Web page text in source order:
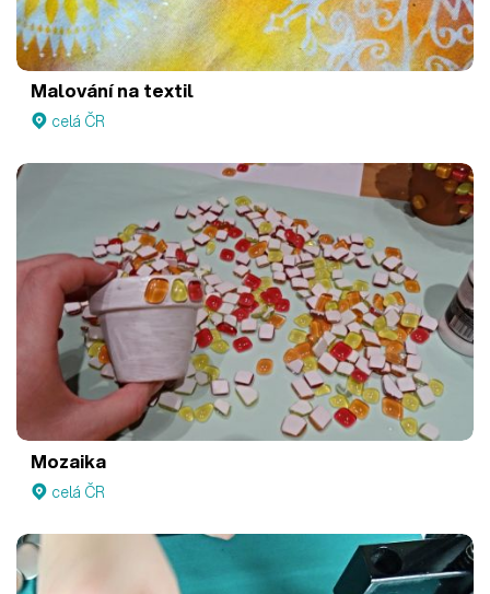
Malování na textil
celá ČR
Mozaika
celá ČR